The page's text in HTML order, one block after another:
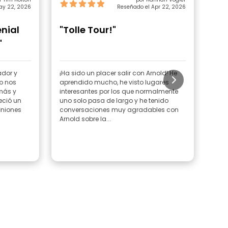
22, 2026
y
nos
y
un
Reseñado el Apr 22, 2026
"Tolle Tour!"
¡Ha sido un placer salir con Arnold! He
aprendido mucho, he visto lugares
interesantes por los que normalmente
uno solo pasa de largo y he tenido
conversaciones muy agradables con
Arnold sobre la...